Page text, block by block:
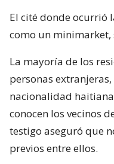
El cité donde ocurrió
como un minimarket,
La mayoría de los
personas
nacionalidad
conocen los vecinos
testigo aseguró que
previos entre ellos.